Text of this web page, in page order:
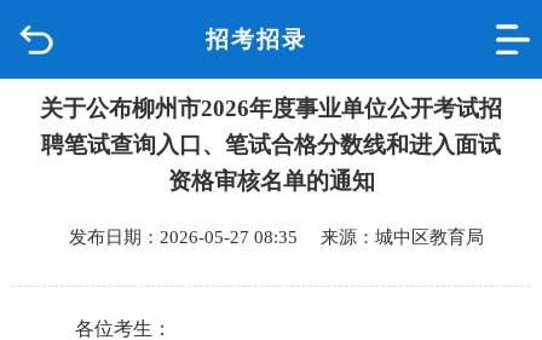
招考招录
品质城中
政府信息公开
关于公布柳州市2026年度事业单位公开考试招
聘笔试查询入口、笔试合格分数线和进入面试
资格审核名单的通知
发布日期：2026-05-27 08:35 来源：城中区教育局
各位考生：